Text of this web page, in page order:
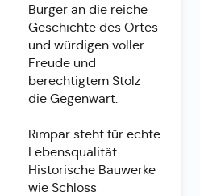
Bürger an die reiche
Geschichte des Ortes
und würdigen voller
Freude und
berechtigtem Stolz
die Gegenwart.
Rimpar steht für echte
Lebensqualität.
Historische Bauwerke
wie Schloss